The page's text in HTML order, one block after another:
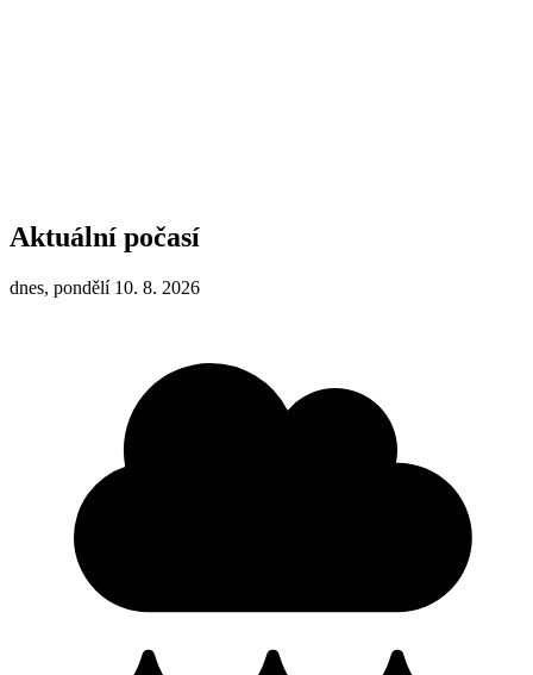
Aktuální počasí
dnes, pondělí 10. 8. 2026